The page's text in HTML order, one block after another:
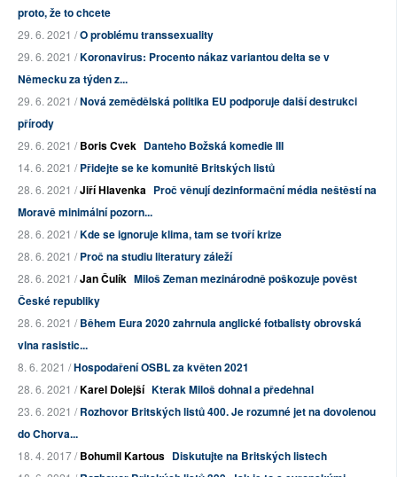
proto, že to chcete
29. 6. 2021 /O problému transsexuality
29. 6. 2021 /Koronavirus: Procento nákaz variantou delta se v
Německu za týden z...
29. 6. 2021 /Nová zemědělská politika EU podporuje další destrukci
přírody
29. 6. 2021 /Boris Cvek Danteho Božská komedie III
14. 6. 2021 /Přidejte se ke komunitě Britských listů
28. 6. 2021 /Jiří Hlavenka Proč věnují dezinformační média neštěstí na
Moravě minimální pozorn...
28. 6. 2021 /Kde se ignoruje klima, tam se tvoří krize
28. 6. 2021 /Proč na studiu literatury záleží
28. 6. 2021 /Jan Čulík Miloš Zeman mezinárodně poškozuje pověst
České republiky
28. 6. 2021 /Během Eura 2020 zahrnula anglické fotbalisty obrovská
vlna rasistic...
8. 6. 2021 /Hospodaření OSBL za květen 2021
28. 6. 2021 /Karel Dolejší Kterak Miloš dohnal a předehnal
23. 6. 2021 /Rozhovor Britských listů 400. Je rozumné jet na dovolenou
do Chorva...
18. 4. 2017 /Bohumil Kartous Diskutujte na Britských listech